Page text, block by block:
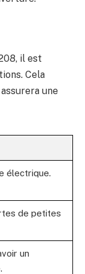
il est
Cela
une
électrique.
de petites
un